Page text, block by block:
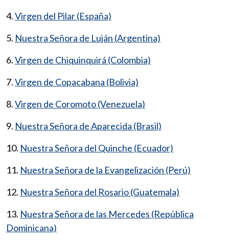
4.Virgen del Pilar (España)
5. Nuestra Señora de Luján (Argentina)
6.Virgen de Chiquinquirá (Colombia)
7.Virgen de Copacabana (Bolivia)
8.Virgen de Coromoto (Venezuela)
9. Nuestra Señora de Aparecida (Brasil)
10. Nuestra Señora del Quinche (Ecuador)
11. Nuestra Señora de la Evangelización (Perú)
12. Nuestra Señora del Rosario (Guatemala)
13. Nuestra Señora de las Mercedes (República
Dominicana)